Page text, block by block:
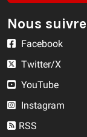
Nous suivre
Facebook
Twitter/X
YouTube
Instagram
RSS